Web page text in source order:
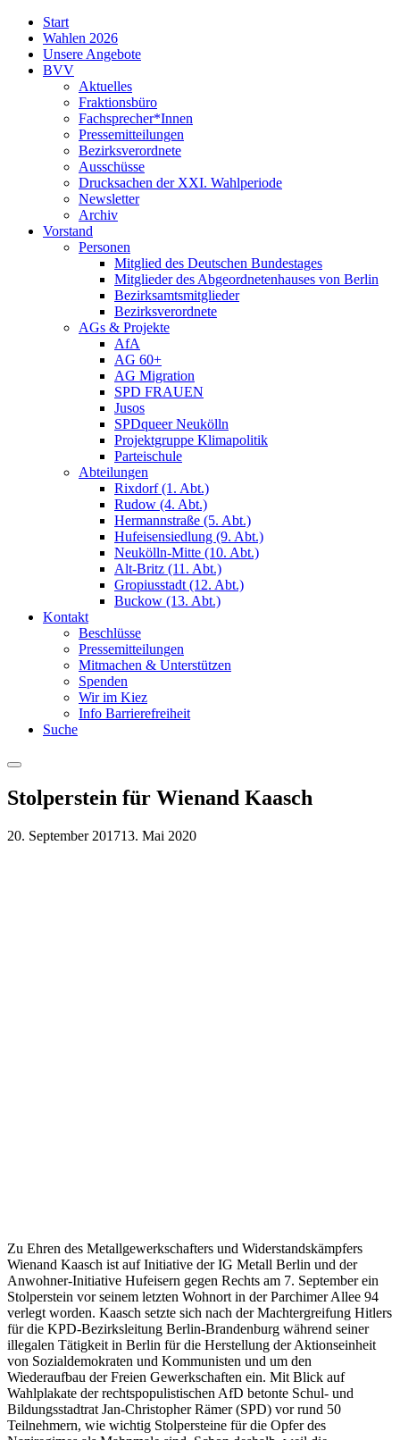
Start
Wahlen 2026
Unsere Angebote
BVV
Aktuelles
Fraktionsbüro
Fachsprecher*Innen
Pressemitteilungen
Bezirksverordnete
Ausschüsse
Drucksachen der XXI. Wahlperiode
Newsletter
Archiv
Vorstand
Personen
Mitglied des Deutschen Bundestages
Mitglieder des Abgeordnetenhauses von Berlin
Bezirksamtsmitglieder
Bezirksverordnete
AGs & Projekte
AfA
AG 60+
AG Migration
SPD FRAUEN
Jusos
SPDqueer Neukölln
Projektgruppe Klimapolitik
Parteischule
Abteilungen
Rixdorf (1. Abt.)
Rudow (4. Abt.)
Hermannstraße (5. Abt.)
Hufeisensiedlung (9. Abt.)
Neukölln-Mitte (10. Abt.)
Alt-Britz (11. Abt.)
Gropiusstadt (12. Abt.)
Buckow (13. Abt.)
Kontakt
Beschlüsse
Pressemitteilungen
Mitmachen & Unterstützen
Spenden
Wir im Kiez
Info Barrierefreiheit
Suche
Menu
Stolperstein für Wienand Kaasch
20. September 201713. Mai 2020
Zu Ehren des Metallgewerkschafters und Widerstandskämpfers
Wienand Kaasch ist auf Initiative der IG Metall Berlin und der
Anwohner-Initiative Hufeisern gegen Rechts am 7. September ein
Stolperstein vor seinem letzten Wohnort in der Parchimer Allee 94
verlegt worden. Kaasch setzte sich nach der Machtergreifung Hitlers
für die KPD-Bezirksleitung Berlin-Brandenburg während seiner
illegalen Tätigkeit in Berlin für die Herstellung der Aktionseinheit
von Sozialdemokraten und Kommunisten und um den
Wiederaufbau der Freien Gewerkschaften ein. Mit Blick auf
Wahlplakate der rechtspopulistischen AfD betonte Schul- und
Bildungsstadtrat Jan-Christopher Rämer (SPD) vor rund 50
Teilnehmern, wie wichtig Stolpersteine für die Opfer des